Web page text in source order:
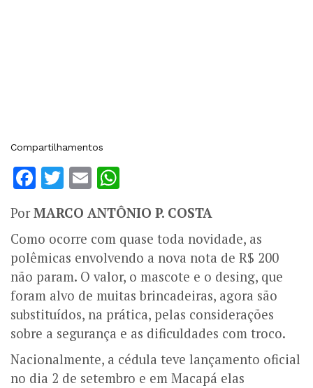
Compartilhamentos
Facebook
Twitter
Email
PorMARCO ANTÔNIO P. COSTA
Como ocorre com quase toda novidade, as
polêmicas envolvendo a nova nota de R$ 200
não param. O valor, o mascote e o desing, que
foram alvo de muitas brincadeiras, agora são
substituídos, na prática, pelas considerações
sobre a segurança e as dificuldades com troco.
Nacionalmente, a cédula teve lançamento oficial
no dia 2 de setembro e em Macapá elas